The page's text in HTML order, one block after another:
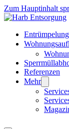
Zum Hauptinhalt
Entrümpelung
Referenzen
Mehr